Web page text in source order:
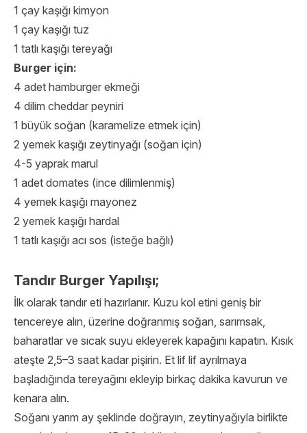
1 çay kaşığı kimyon
1 çay kaşığı tuz
1 tatlı kaşığı tereyağı
Burger için:
4 adet hamburger ekmeği
4 dilim cheddar peyniri
1 büyük soğan (karamelize etmek için)
2 yemek kaşığı zeytinyağı (soğan için)
4-5 yaprak marul
1 adet domates (ince dilimlenmiş)
4 yemek kaşığı mayonez
2 yemek kaşığı hardal
1 tatlı kaşığı acı sos (isteğe bağlı)
Tandır Burger Yapılışı;
İlk olarak tandır eti hazırlanır. Kuzu kol etini geniş bir
tencereye alın, üzerine doğranmış soğan, sarımsak,
baharatlar ve sıcak suyu ekleyerek kapağını kapatın. Kısık
ateşte 2,5–3 saat kadar pişirin. Et lif lif ayrılmaya
başladığında tereyağını ekleyip birkaç dakika kavurun ve
kenara alın.
Soğanı yarım ay şeklinde doğrayın, zeytinyağıyla birlikte